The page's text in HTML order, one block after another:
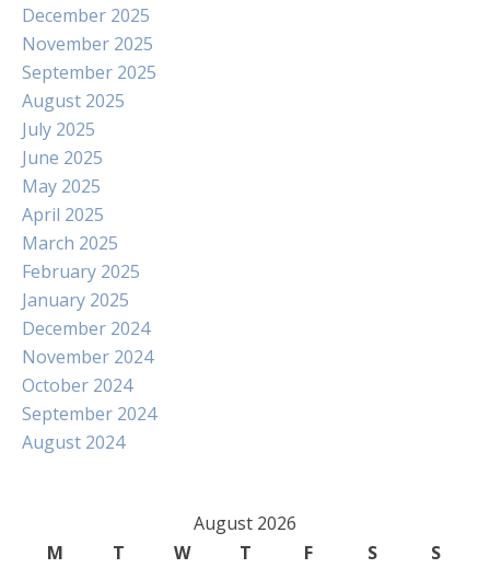
December 2025
November 2025
September 2025
August 2025
July 2025
June 2025
May 2025
April 2025
March 2025
February 2025
January 2025
December 2024
November 2024
October 2024
September 2024
August 2024
August 2026
M
T W T F S S